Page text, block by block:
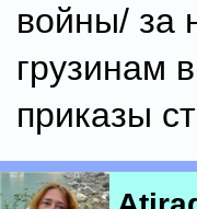
войны/ за
грузинам
приказы